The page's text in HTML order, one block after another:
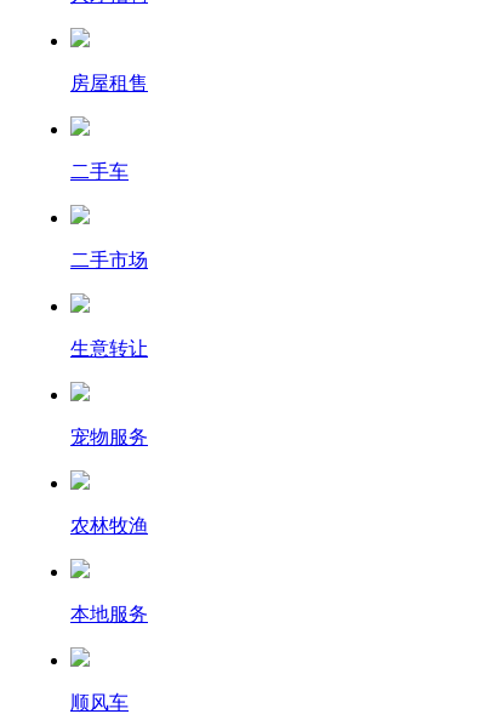
房屋租售
二手车
二手市场
生意转让
宠物服务
农林牧渔
本地服务
顺风车